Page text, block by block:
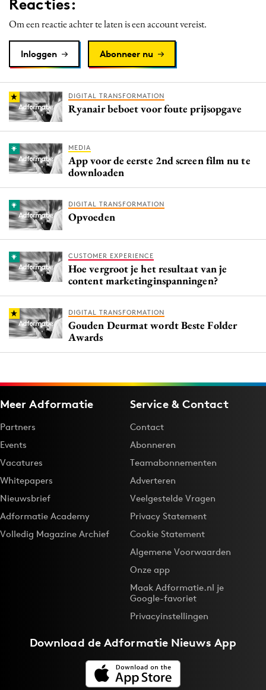
Reacties:
Om een reactie achter te laten is een account vereist.
Inloggen Abonneer nu
DIGITAL TRANSFORMATION
Ryanair beboet voor foute prijsopgave
MEDIA
App voor de eerste 2nd screen film nu te
downloaden
DIGITAL TRANSFORMATION
Opvoeden
CUSTOMER EXPERIENCE
Hoe vergroot je het resultaat van je
content marketinginspanningen?
DIGITAL TRANSFORMATION
Gouden Deurmat wordt Beste Folder
Awards
Meer Adformatie
Partners
Events
Vacatures
Whitepapers
Nieuwsbrief
Adformatie Academy
Volledig Magazine Archief
Service & Contact
Contact
Abonneren
Teamabonnementen
Adverteren
Veelgestelde Vragen
Privacy Statement
Cookie Statement
Algemene Voorwaarden
Onze app
Maak Adformatie.nl je
Google-favoriet
Privacyinstellingen
Download deAdformatie Nieuws App